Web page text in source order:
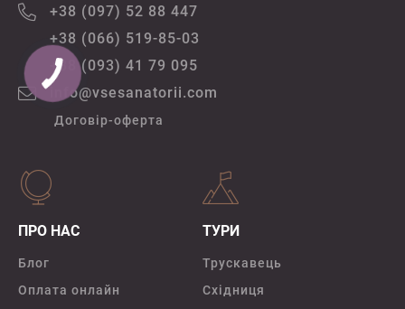
+38 (097) 52 88 447
+38 (066) 519-85-03
+38 (093) 41 79 095
info@vsesanatorii.com
Договір-оферта
ПРО НАС
Блог
Оплата онлайн
ТУРИ
Трускавець
Східниця